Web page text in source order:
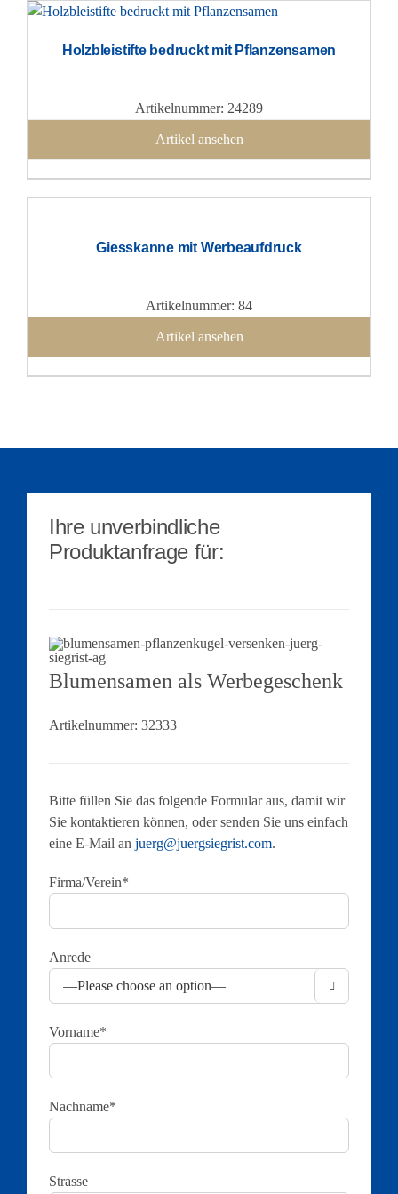
Holzbleistifte bedruckt mit Pflanzensamen
Artikelnummer: 24289
Artikel ansehen
Giesskanne mit Werbeaufdruck
Artikelnummer: 84
Artikel ansehen
Ihre unverbindliche
Produktanfrage für:
Blumensamen als Werbegeschenk
Artikelnummer: 32333
Bitte füllen Sie das folgende Formular aus, damit wir
Sie kontaktieren können, oder senden Sie uns einfach
eine E-Mail an juerg@juergsiegrist.com.
Firma/Verein*
Anrede

Vorname*
Nachname*
Strasse